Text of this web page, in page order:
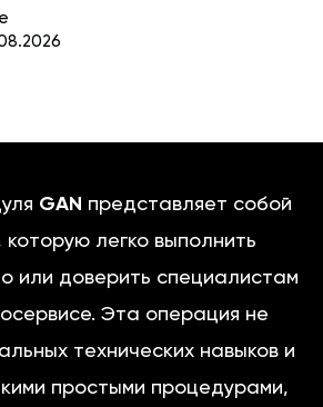
GAN представляет собой
которую легко выполнить
или доверить специалистам
Эта операция не
технических навыков и
простыми процедурами,